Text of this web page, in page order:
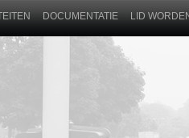
DOCUMENTATIE LID